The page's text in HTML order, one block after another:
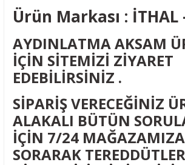
Ürün Markası : İTHAL
AYDINLATMA AKSAM
İÇİN SİTEMİZİ ZİYARET
EDEBİLİRSİNİZ .
SİPARİŞ VERECEĞİNİZ
ALAKALI BÜTÜN
İÇİN 7/24 MAĞAZAMIZA
SORARAK